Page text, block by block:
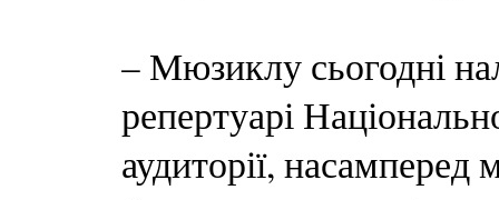
– Мюзиклу сьогодні
репертуарі
аудиторії,